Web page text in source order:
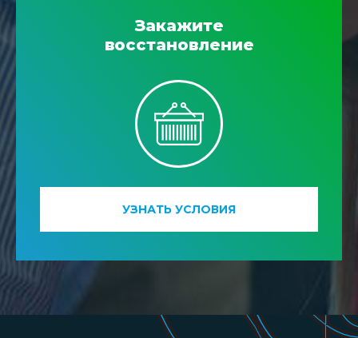
Закажите
восстановление
УЗНАТЬ УСЛОВИЯ